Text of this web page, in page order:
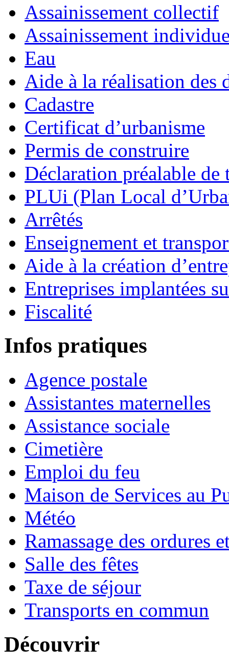
Assainissement collectif
Assainissement
Eau
Aide à la réalisation des
Cadastre
Certificat d’urbanisme
Permis de construire
Déclaration préalable de
PLUi (Plan Local
Arrêtés
Enseignement et
Aide à la création
Entreprises implantées
Fiscalité
Infos pratiques
Agence postale
Assistantes maternelles
Assistance sociale
Cimetière
Emploi du feu
Maison de Services au
Météo
Ramassage des ordures
Salle des fêtes
Taxe de séjour
Transports en commun
Découvrir